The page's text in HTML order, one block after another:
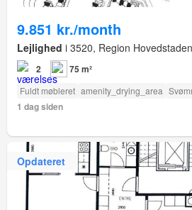
9.851 kr./month
Lejlighed i 3520, Region Hovedstaden
2 75 m²
Fuldt møbleret amenity_drying_area
1 dag siden
Opdateret